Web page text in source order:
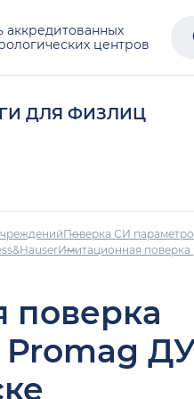
аккредитованных
центров
ДЛЯ ФИЗЛИЦ
Поверка СИ
Имитационная
поверка